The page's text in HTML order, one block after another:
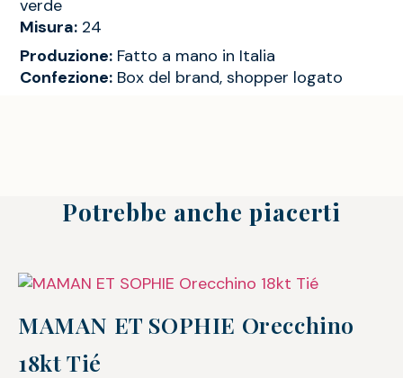
verde
Misura: 24
Produzione: Fatto a mano in Italia
Confezione: Box del brand, shopper logato
Potrebbe anche piacerti
MAMAN ET SOPHIE Orecchino
18kt Tié